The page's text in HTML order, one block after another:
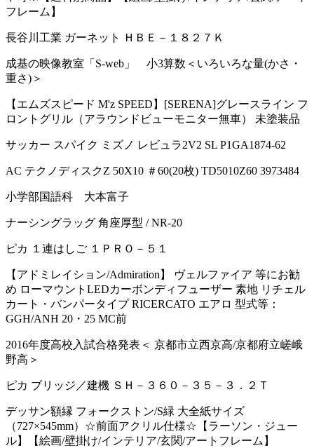
フレーム】
長谷川工業 ガーネット ＨＢＥ－１８２７Ｋ
成基の映像教室「S-web」 小3算数＜いろいろな量(かさ・
重さ)＞
【エムズスピード M'z SPEED】[SERENA]グレースライン フ
ロントグリル（アラウンドビューモニター無車） 未塗装品
サッカー スパイク ミズノ レビュラ2V2 SL P1GA1874-62
AC テクノディスクZ 50X10 ＃60(20枚) TD5010Z60 3973484
小学部国語科 大本富子
ナーシングラッグ 角座厚型 / NR-20
ピカ １連はしご １ＰＲＯ－５１
【アドミレイション/Admiration】 ヴェルファイア 等にお勧
め ローマウントLEDカーボンディフューザー 素地 リチェル
カート・バンパータイプ RICERCATO エアロ 型式等：
GGH/ANH 20・25 MC前
2016年度高校入試合格発表＜ 京都市立西京高/京都府立嵯峨
野高＞
ピカ ブリッジ／建機 ＳＨ－３６０－３５－３．２Ｔ
デッサン額縁 フォークストン/S緑 大全紙サイズ
（727×545mm）☆前面アクリル仕様☆【ラーソン・ジュー
ル】【絵画/壁掛け/インテリア/玄関/アートフレーム】